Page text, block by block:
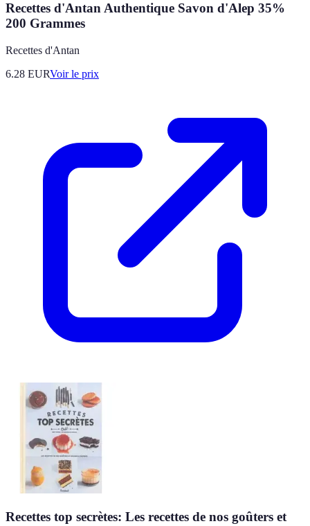
Recettes d'Antan Authentique Savon d'Alep 35%
200 Grammes
Recettes d'Antan
6.28 EURVoir le prix
Recettes top secrètes: Les recettes de nos goûters et